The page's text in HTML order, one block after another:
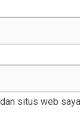
situs web